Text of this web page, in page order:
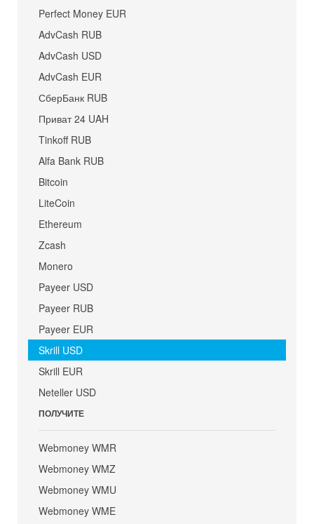
Perfect Money EUR
AdvCash RUB
AdvCash USD
AdvCash EUR
СберБанк RUB
Приват 24 UAH
Tinkoff RUB
Alfa Bank RUB
Bitcoin
LiteCoin
Ethereum
Zcash
Monero
Payeer USD
Payeer RUB
Payeer EUR
Skrill USD
Skrill EUR
Neteller USD
ПОЛУЧИТЕ
Webmoney WMR
Webmoney WMZ
Webmoney WMU
Webmoney WME